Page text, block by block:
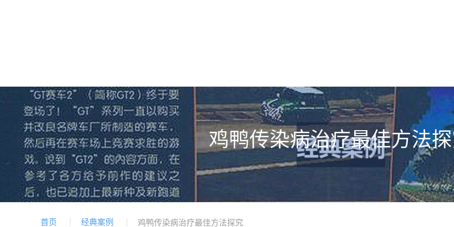
鸡鸭传染病治疗最佳方法
首页 经典案例 鸡鸭传染病治疗最佳方法探究